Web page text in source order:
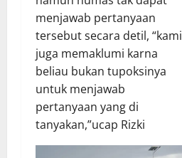
menjawab pertanyaan
tersebut secara detil, “kami
juga memaklumi karna
beliau bukan tupoksinya
untuk menjawab
pertanyaan yang di
tanyakan,”ucap Rizki